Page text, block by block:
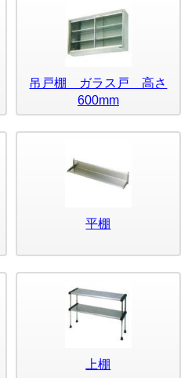
吊戸棚 ガラス戸 高さ
600mm
平棚
上棚